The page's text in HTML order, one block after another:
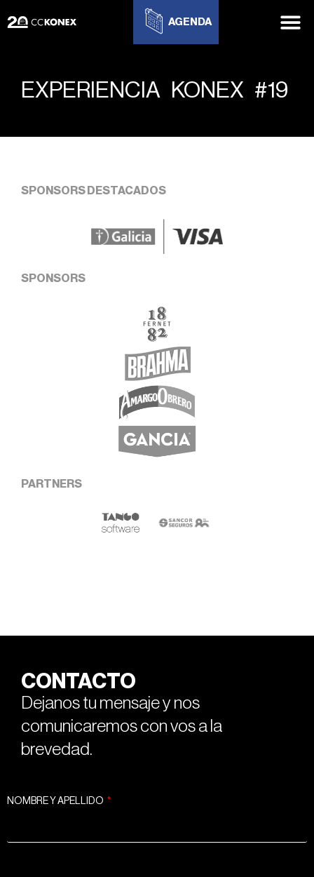
AGENDA
EXPERIENCIA KONEX #19
SPONSORS DESTACADOS
SPONSORS
PARTNERS
CONTACTO
Dejanos tu mensaje y nos
comunicaremos con vos a la
brevedad.
NOMBRE Y APELLIDO